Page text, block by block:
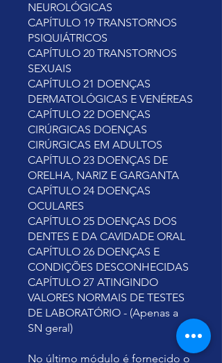
NEUROLÓGICAS
CAPÍTULO 19 TRANSTORNOS
PSIQUIÁTRICOS
CAPÍTULO 20 TRANSTORNOS
SEXUAIS
CAPÍTULO 21 DOENÇAS
DERMATOLÓGICAS E VENÉREAS
CAPÍTULO 22 DOENÇAS
CIRÚRGICAS DOENÇAS
CIRÚRGICAS EM ADULTOS
CAPÍTULO 23 DOENÇAS DE
ORELHA, NARIZ E GARGANTA
CAPÍTULO 24 DOENÇAS
OCULARES
CAPÍTULO 25 DOENÇAS DOS
DENTES E DA CAVIDADE ORAL
CAPÍTULO 26 DOENÇAS E
CONDIÇÕES DESCONHECIDAS
CAPÍTULO 27 ATINGINDO
VALORES NORMAIS DE TESTES
DE LABORATÓRIO - (Apenas a
SN geral)
No último módulo é fornecido o